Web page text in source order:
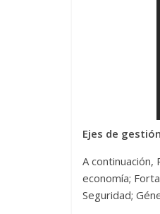
Ejes de gestión
A
economía;
Seguridad;